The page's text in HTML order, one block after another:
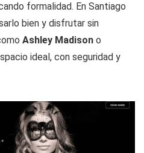
formalidad. En Santiago
bien y disfrutar sin
Ashley Madison o
ideal, con seguridad y